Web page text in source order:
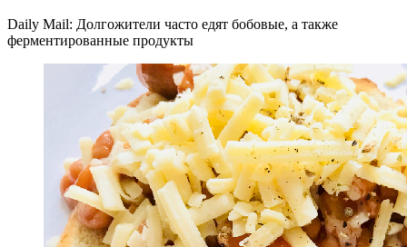
Daily Mail: Долгожители часто едят бобовые, а также
ферментированные продукты